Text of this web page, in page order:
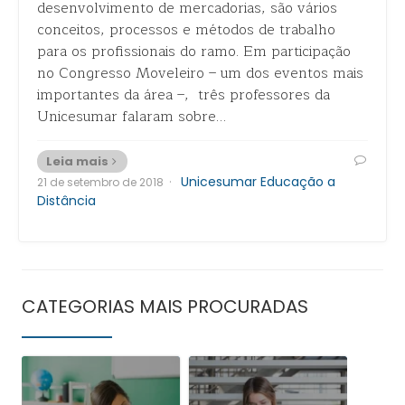
desenvolvimento de mercadorias, são vários
conceitos, processos e métodos de trabalho
para os profissionais do ramo. Em participação
no Congresso Moveleiro – um dos eventos mais
importantes da área –, três professores da
Unicesumar falaram sobre…
Leia mais
21 de setembro de 2018 · Unicesumar Educação a
Distância
CATEGORIAS MAIS PROCURADAS